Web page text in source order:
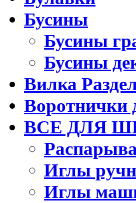
Бусины
Бусины
Бусины
Вилка
Воротнички
ВСЕ ДЛЯ
Иглы
Иглы